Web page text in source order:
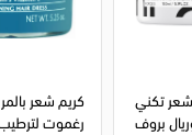
بروف
كريم شعر